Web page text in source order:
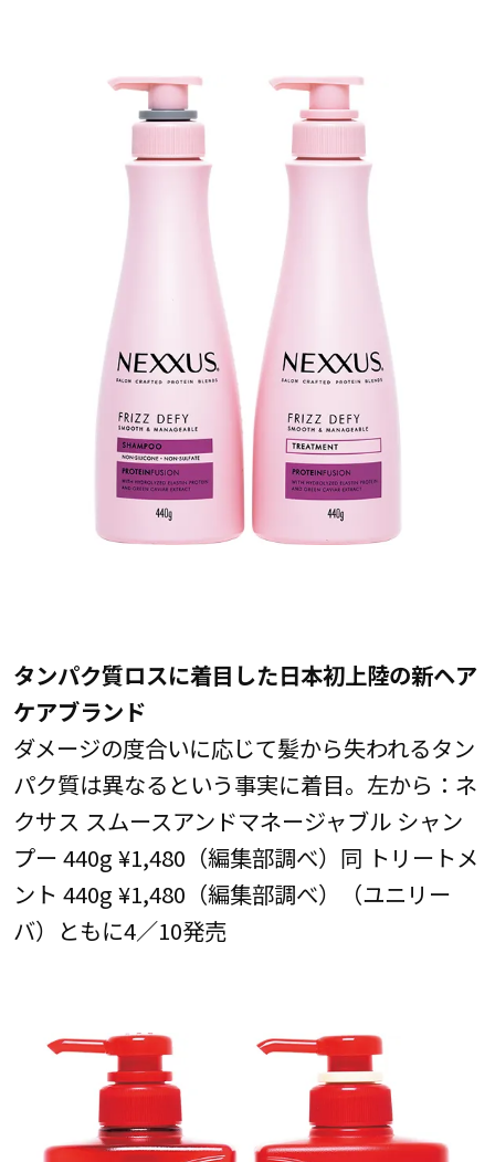
タンパク質ロスに着目した日本初上陸の新ヘア
ケアブランド
ダメージの度合いに応じて髪から失われるタン
パク質は異なるという事実に着目。左から：ネ
クサス スムースアンドマネージャブル シャン
プー 440g ¥1,480（編集部調べ）同 トリートメ
ント 440g ¥1,480（編集部調べ）（ユニリー
バ）ともに4／10発売